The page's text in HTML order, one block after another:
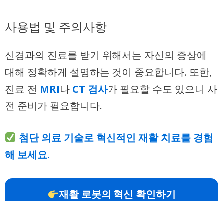
사용법 및 주의사항
신경과의 진료를 받기 위해서는 자신의 증상에
대해 정확하게 설명하는 것이 중요합니다. 또한,
진료 전 MRI나 CT 검사가 필요할 수도 있으니 사
전 준비가 필요합니다.
첨단 의료 기술로 혁신적인 재활 치료를 경험
해 보세요.
재활 로봇의 혁신 확인하기